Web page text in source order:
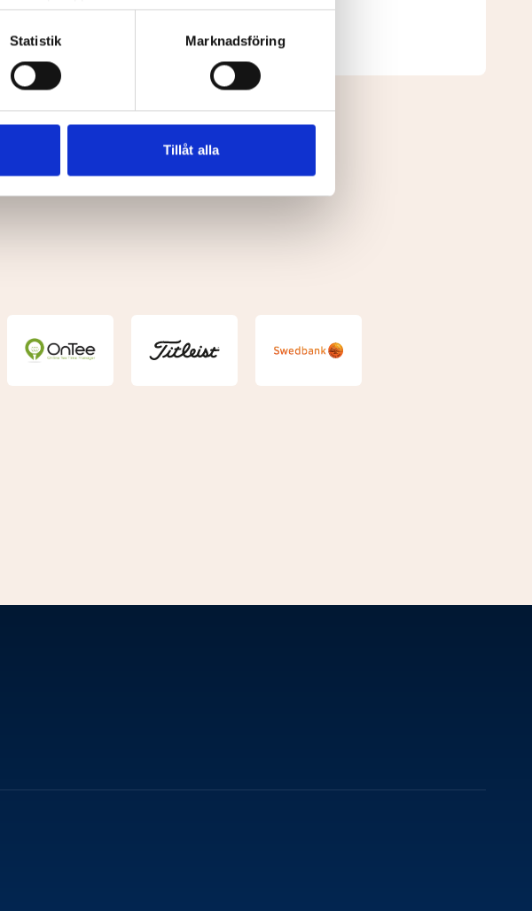
(fingeravtryck)
preferenser i
detaljsektionen. Du kan ändra
och annan information från din enhet
Dessa kan i sin tur kombinera informationen
Statistik Marknadsföring
Tillåt alla
Senast uppdaterad:13:10
Se full leaderboard